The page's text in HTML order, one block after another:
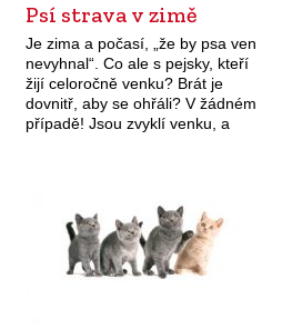
Psí strava v zimě
Je zima a počasí, „že by psa ven
nevyhnal“. Co ale s pejsky, kteří
žijí celoročně venku? Brát je
dovnitř, aby se ohřáli? V žádném
případě! Jsou zvyklí venku, a